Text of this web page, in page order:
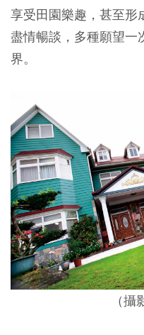
享受田園樂趣，甚至形
盡情暢談，多種願望一
界。
（攝